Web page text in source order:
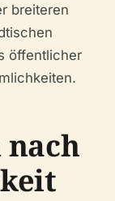
breiteren
öffentlicher